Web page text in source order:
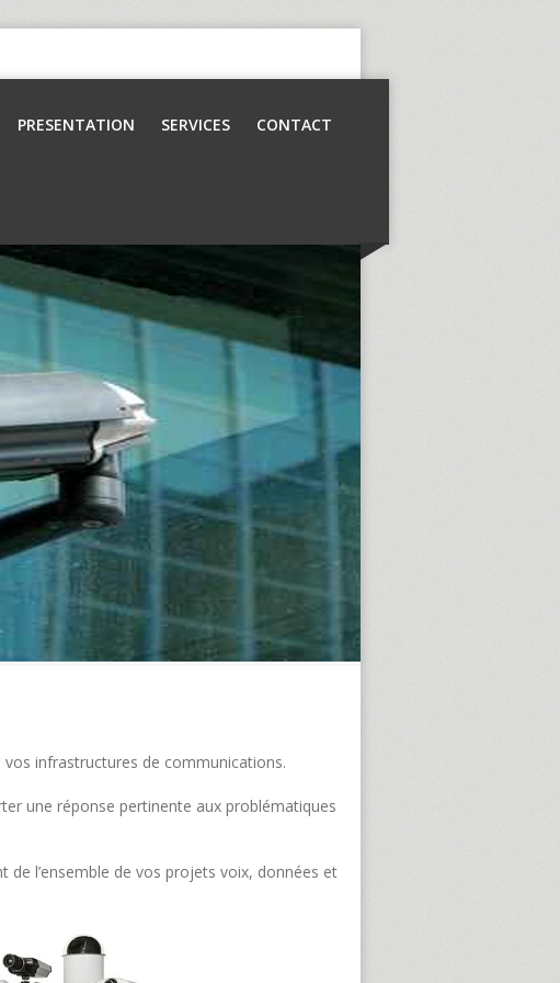
PRESENTATION SERVICES CONTACT
infrastructures de communications.
une réponse pertinente aux problématiques
de l’ensemble de vos projets voix, données et